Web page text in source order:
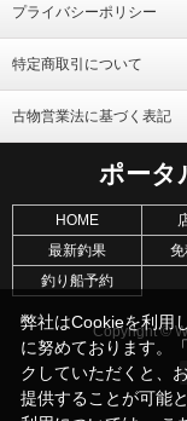
プライバシーポリシー
特定商取引について
古物営業法に基づく表記
ポータ
HOME
最新釣果
釣り船予約
Copyright ©
弊社はCookieを利用
に努めております。
クしていただくと、
提供することが可能